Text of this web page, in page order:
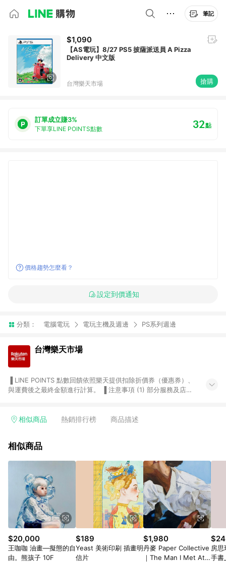
筆記
$1,090
【AS電玩】8/27 PS5 披薩派送員 A Pizza
Delivery 中文版
台灣樂天市場 搶購
訂單成立賺3%
下單享LINE POINTS點數 32點
價格趨勢怎麼看？
設定到價通知
分類： 電腦電玩 電玩主機及週邊 PS系列週邊
台灣樂天市場
與運費後之最終金額進行計算。 ▐ 注意事項 (1) 部分服務及店家
Smart mobile、神腦生活、JS巨盛、樂天KOBO電子書，請詳閱
台灣樂天市場，並在同一瀏覽器於24小時內結帳，才享有 LINE
市場 45 天內完成訂單出貨及結帳，則不符合贈點資格。 (4) 如
使用APP、或中途瀏覽比價網、回饋網、Google等其他網頁、或
由網頁版(電腦版/手機版網頁)切換為App都將會造成追蹤中斷而
無法進行 LINE POINTS 回饋。 (5) LINE 購物為購物資訊整合性
平台，商品資料更新會有時間差，如顯示之商品規格、顏色、價
位、贈品與台灣樂天市場銷售網頁不符，以銷售網頁標示為準。
(6) 導購訂單已逾 365 天，根據台灣樂天回饋規定，逾期訂單將
不符合回饋資格。 (7) 若上述或其他原因，致使消費者無接收到
點數回饋或點數回饋有爭議，台灣樂天市場保有更改條款與法律
追訴之權利，活動詳情以樂天市場網站公告為準。
相似商品 熱銷排行榜 商品描述
相似商品
$20,000
王咖咖 油畫—擬態的自
由。熊孩子 10F
$189
Yeast 美術印刷 插畫明
信片
$1,980
丹麥 Paper Collective
｜The Man I Met At
房
手書